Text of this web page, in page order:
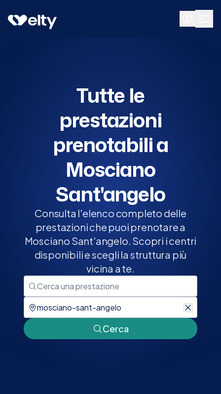
Prenota visita
Tutte le
prestazioni
prenotabili a
Mosciano
Sant'angelo
Consulta l'elenco completo delle
prestazioni che puoi prenotare a
Mosciano Sant'angelo. Scopri i centri
disponibili e scegli la struttura più
vicina a te.
Cerca